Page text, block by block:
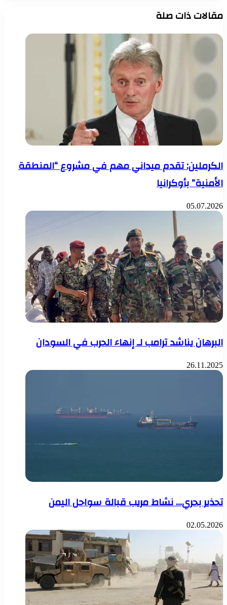
مقالات ذات صلة
الكرملين: تقدم ميداني مهم في مشروع “المنطقة
الأمنية” بأوكرانيا
05.07.2026
البرهان يناشد ترامب لـ إنهاء الحرب في السودان
26.11.2025
تحذير بحري… نشاط مريب قبالة سواحل اليمن
02.05.2026